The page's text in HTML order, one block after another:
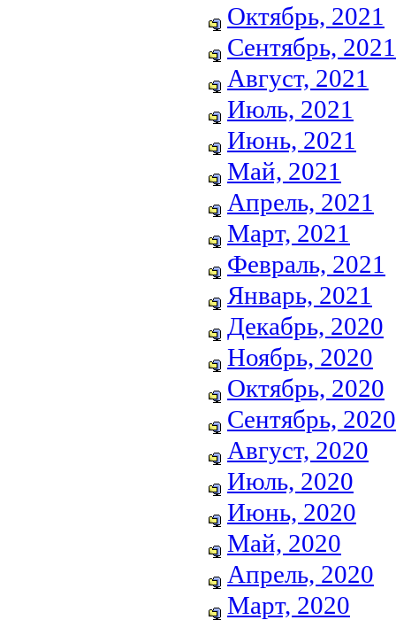
Октябрь, 2021
Сентябрь, 2021
Август, 2021
Июль, 2021
Июнь, 2021
Май, 2021
Апрель, 2021
Март, 2021
Февраль, 2021
Январь, 2021
Декабрь, 2020
Ноябрь, 2020
Октябрь, 2020
Сентябрь, 2020
Август, 2020
Июль, 2020
Июнь, 2020
Май, 2020
Апрель, 2020
Март, 2020